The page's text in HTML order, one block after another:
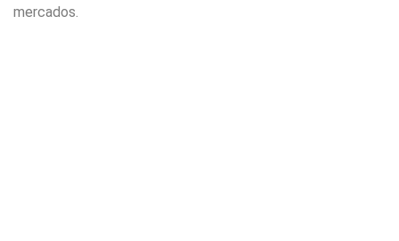
mercados.